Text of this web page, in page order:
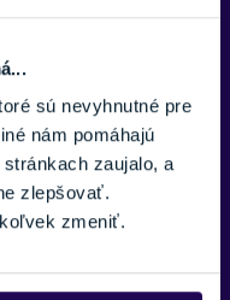
sú nevyhnutné pre
nám pomáhajú
zaujalo, a
zlepšovať.
zmeniť.
hardtail horských
prírody a
aj mestskej
výkonnými motormi
HARDSEVEN
pre jazdcov
eMTB.